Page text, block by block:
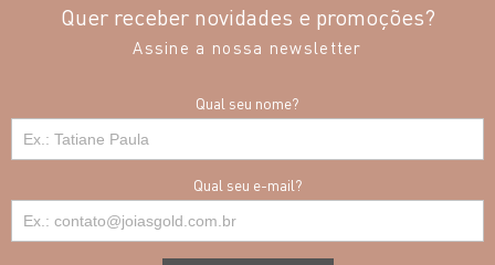
Quer receber novidades e promoções?
Assine a nossa newsletter
Qual seu nome?
Qual seu e-mail?